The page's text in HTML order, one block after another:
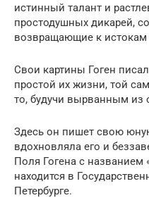
истинный талант и
простодушных дикарей,
возвращающие к истокам
Свои картины Гоген
простой их жизни, той
то, будучи вырванным из
Здесь он пишет свою
вдохновляла его и
Поля Гогена с названием
находится в
Петербурге.